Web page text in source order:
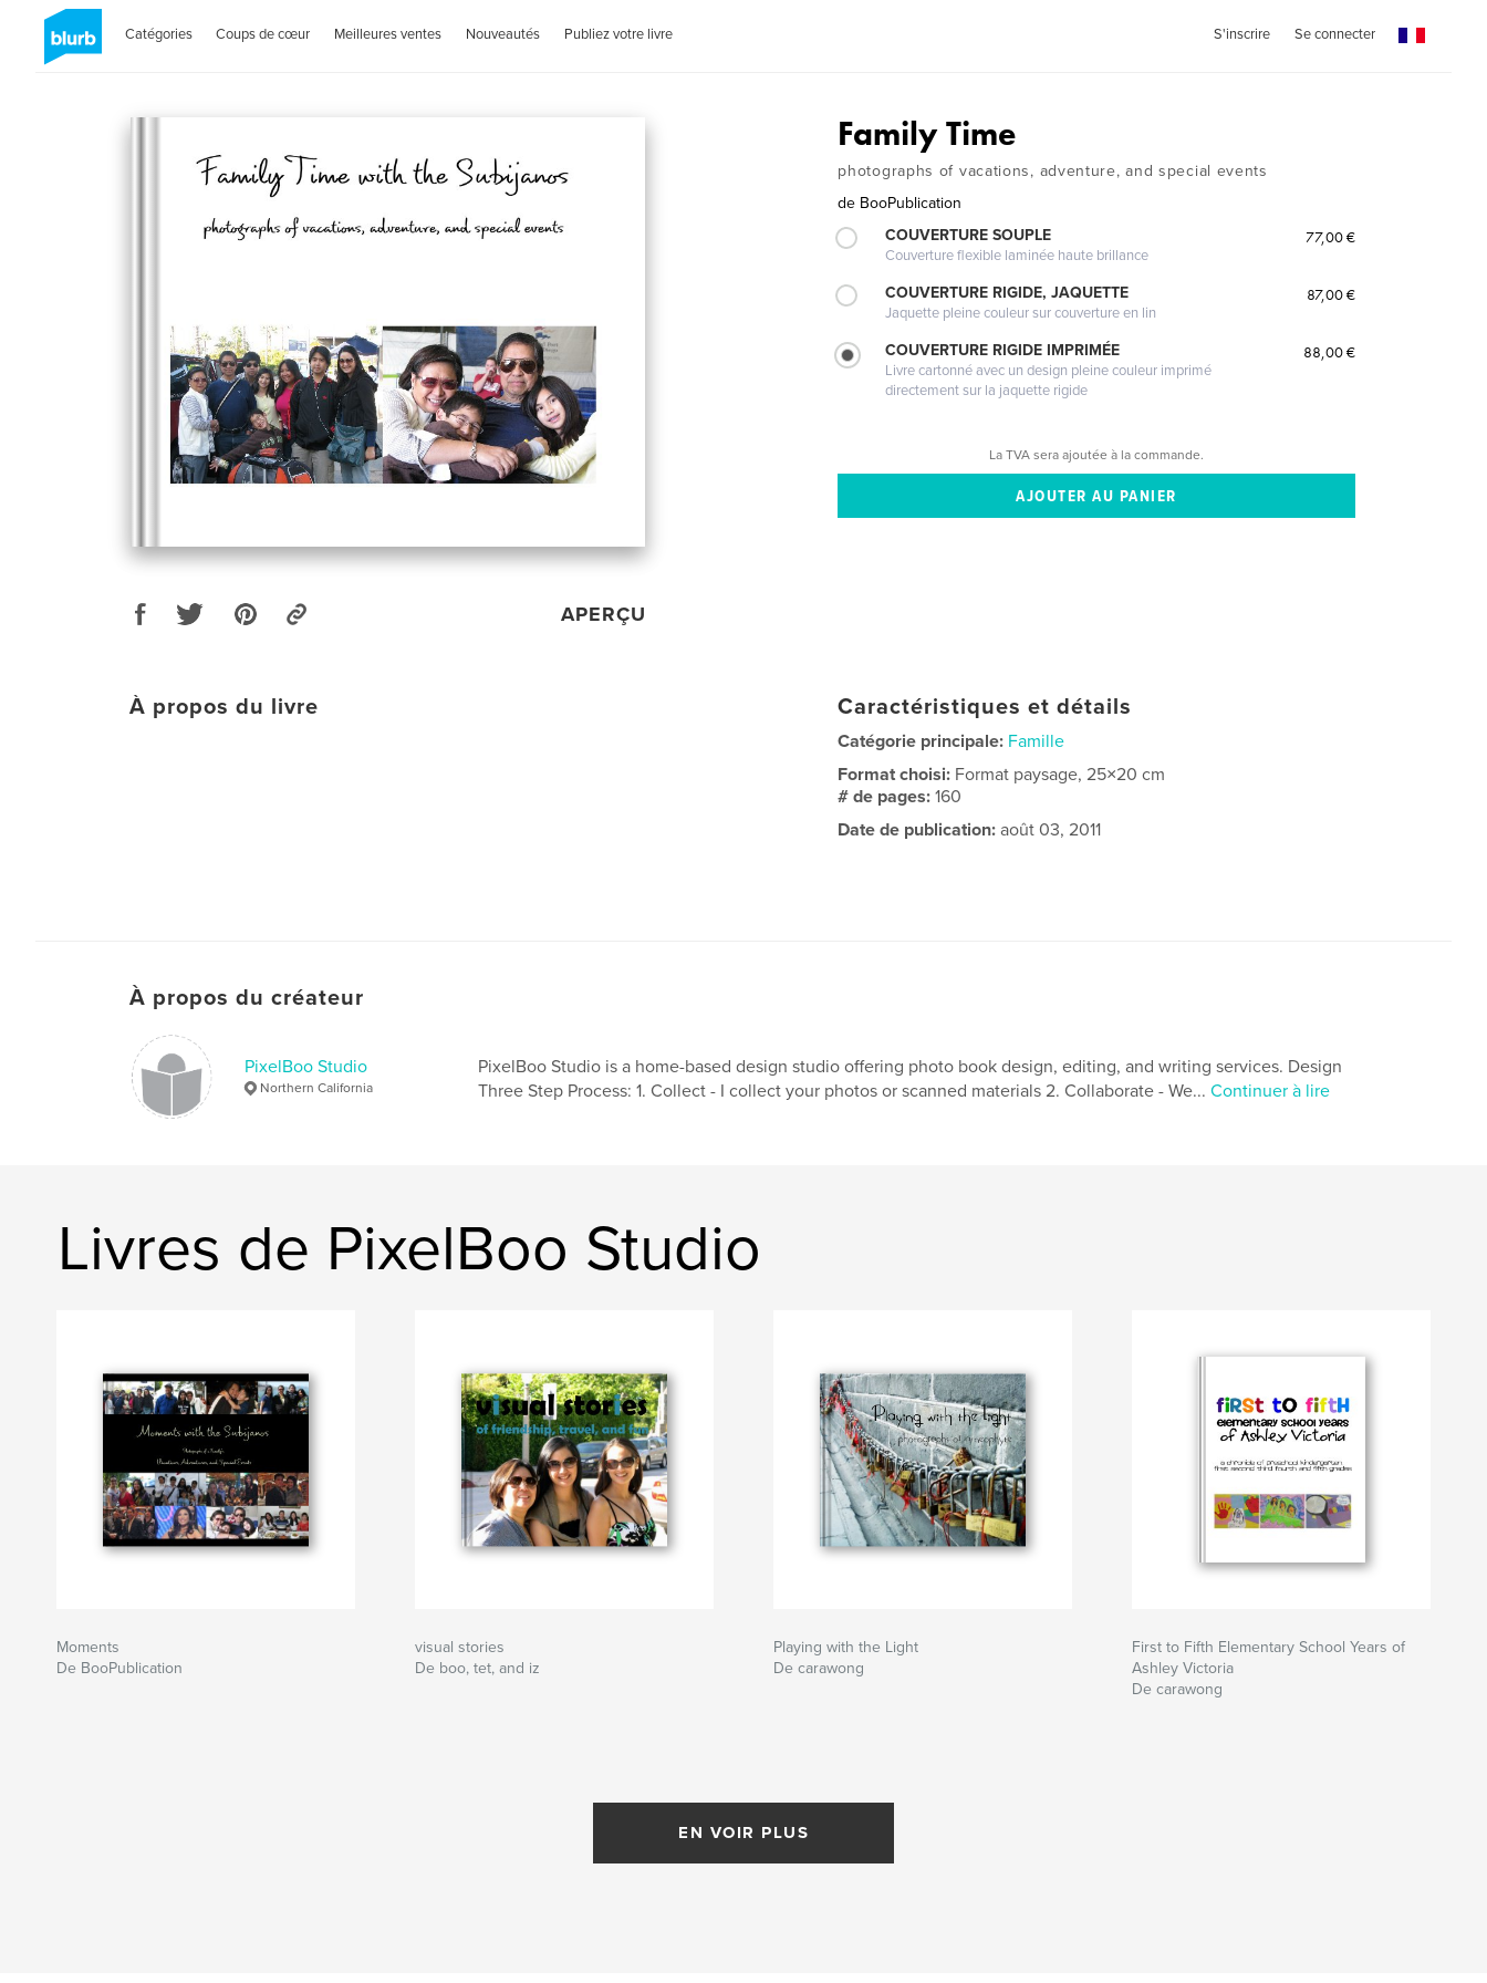
Catégories Coups de cœur Meilleures ventes Nouveautés Publiez votre livre S'inscrire Se connecter
APERÇU
Family Time
photographs of vacations, adventure, and special events
de BooPublication
COUVERTURE SOUPLE
Couverture flexible laminée haute brillance
77,00 €
COUVERTURE RIGIDE, JAQUETTE
Jaquette pleine couleur sur couverture en lin
87,00 €
COUVERTURE RIGIDE IMPRIMÉE
Livre cartonné avec un design pleine couleur imprimé
directement sur la jaquette rigide
88,00 €
La TVA sera ajoutée à la commande.
À propos du livre Caractéristiques et détails
Catégorie principale: Famille
Format choisi: Format paysage, 25×20 cm
# de pages:160
Date de publication: août 03, 2011
À propos du créateur
PixelBoo Studio
Northern California
PixelBoo Studio is a home-based design studio offering photo book design, editing, and writing services. Design
Three Step Process: 1. Collect - I collect your photos or scanned materials 2. Collaborate - We... Continuer à lire
Livres de PixelBoo Studio
Moments
De BooPublication
visual stories
De boo, tet, and iz
Playing with the Light
De carawong
First to Fifth Elementary School Years of
Ashley Victoria
De carawong
EN VOIR PLUS